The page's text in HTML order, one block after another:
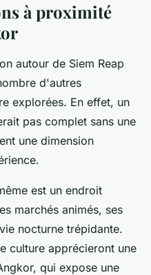
à proximité
autour de Siem Reap
d'autres
explorées. En effet, un
pas complet sans une
une dimension
est un endroit
marchés animés, ses
nocturne trépidante.
culture apprécieront une
qui expose une